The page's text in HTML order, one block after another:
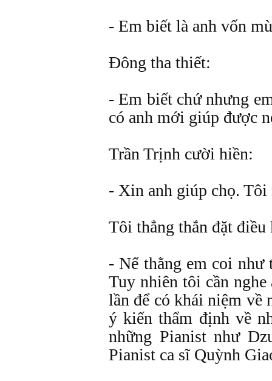
- Em biết là anh vốn
Đông tha thiết:
- Em biết chứ nhưng
có anh mới giúp được
Trần Trịnh cười hiền:
- Xin anh giúp chọ. Tôi
Tôi thẳng thắn đặt điều
- Nể thằng em coi như
Tuy nhiên tôi cần nghe
lần để có khái niệm về
ý kiến thẩm định về
những Pianist như
Pianist ca sĩ Quỳnh